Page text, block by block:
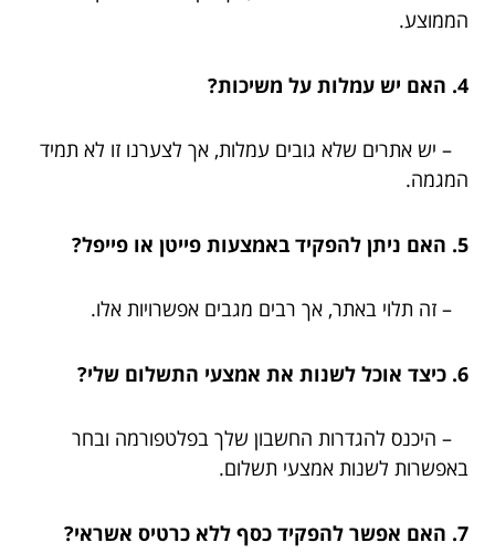
הממוצע.
4. האם יש עמלות על משיכות?
– יש אתרים שלא גובים עמלות, אך לצערנו זו לא תמיד
המגמה.
5. האם ניתן להפקיד באמצעות פייטן או פייפל?
– זה תלוי באתר, אך רבים מגבים אפשרויות אלו.
6. כיצד אוכל לשנות את אמצעי התשלום שלי?
– היכנס להגדרות החשבון שלך בפלטפורמה ובחר
באפשרות לשנות אמצעי תשלום.
7. האם אפשר להפקיד כסף ללא כרטיס אשראי?